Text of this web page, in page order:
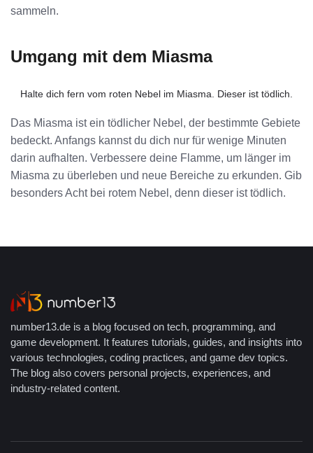
sammeln.
Umgang mit dem Miasma
Halte dich fern vom roten Nebel im Miasma. Dieser ist tödlich.
Das Miasma ist ein tödlicher Nebel, der bestimmte Gebiete
bedeckt. Anfangs kannst du dich nur für wenige Minuten
darin aufhalten. Verbessere deine Flamme, um länger im
Miasma zu überleben und neue Bereiche zu erkunden. Gib
besonders Acht bei rotem Nebel, denn dieser ist tödlich.
number13.de is a blog focused on tech, programming, and
game development. It features tutorials, guides, and insights into
various technologies, coding practices, and game dev topics.
The blog also covers personal projects, experiences, and
industry-related content.